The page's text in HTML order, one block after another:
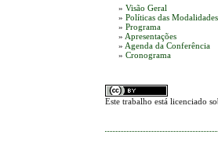
»Visão Geral
»Políticas das Modalidades
»Programa
» Apresentações
» Agenda da Conferência
»Cronograma
Este trabalho está licenciado